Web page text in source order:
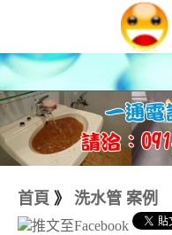
首頁 》 洗水管 案例